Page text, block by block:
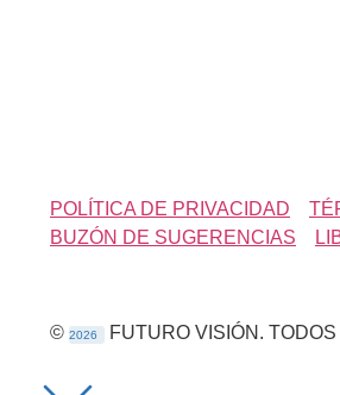
POLÍTICA DE PRIVACIDAD
BUZÓN DE SUGERENCIAS
© FUTURO VISIÓN.